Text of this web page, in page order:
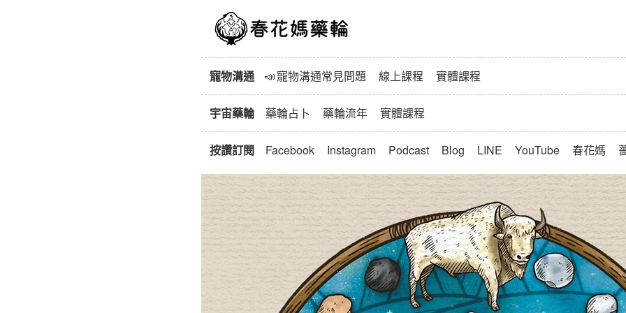
寵物溝通 📣寵物溝通常見問題 線上課程 實體課程
宇宙藥輪 藥輪占卜 藥輪流年 實體課程
按讚訂閱 Facebook Instagram Podcast Blog LINE YouTube 春花媽